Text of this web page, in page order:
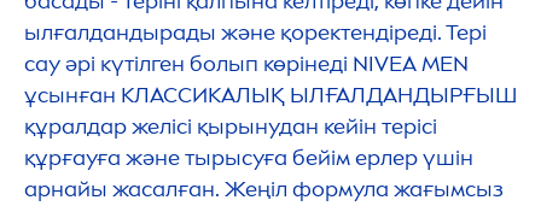
ылғалдандырады және қоректендіреді. Тері
сау әрі күтілген болып көрінеді NIVEAMEN
ұсынған КЛАССИКАЛЫҚ ЫЛҒАЛДАНДЫРҒЫШ
құралдар желісі қырынудан кейін терісі
құрғауға және тырысуға бейім ерлер үшін
арнайы жасалған. Жеңіл формула жағымсыз